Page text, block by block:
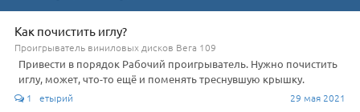
Как почистить иглу?
Проигрыватель виниловых дисков Вега 109
Привести в порядок Рабочий проигрыватель. Нужно почистить
иглу, может, что-то ещё и поменять треснувшую крышку.
1 етырий 29 мая 2021